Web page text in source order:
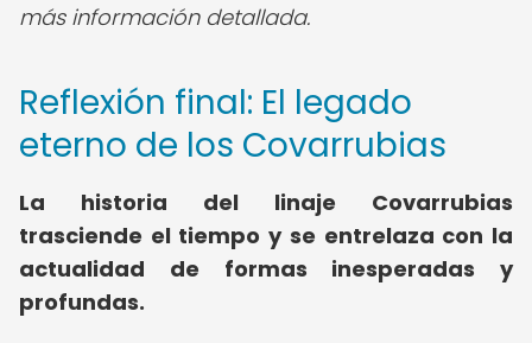
más información detallada.
Reflexión final: El legado
eterno de los Covarrubias
La historia del linaje Covarrubias
trasciende el tiempo y se entrelaza con la
actualidad de formas inesperadas y
profundas.